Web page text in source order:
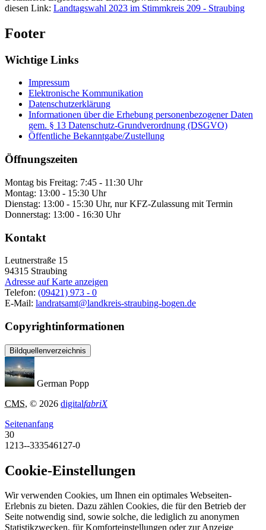
diesen Link: Landtagswahl 2023 im Stimmkreis 209 - Straubing
Footer
Wichtige Links
Impressum
Elektronische Kommunikation
Datenschutzerklärung
Informationen über die Erhebung personenbezogener Daten
gem. § 13 Datenschutz-Grundverordnung (DSGVO)
Öffentliche Bekanntgabe/Zustellung
Öffnungszeiten
Montag bis Freitag: 7:45 - 11:30 Uhr
Montag: 13:00 - 15:30 Uhr
Dienstag: 13:00 - 15:30 Uhr, nur KFZ-Zulassung mit Termin
Donnerstag: 13:00 - 16:30 Uhr
Kontakt
Leutnerstraße 15
94315 Straubing
Adresse auf Karte anzeigen
Telefon: (09421) 973 - 0
E-Mail: landratsamt@landkreis-straubing-bogen.de
Copyrightinformationen
Bildquellenverzeichnis
German Popp
CMS, © 2026 digitalfabriX
Seitenanfang
30
1213--333546127-0
Cookie-Einstellungen
Wir verwenden Cookies, um Ihnen ein optimales Webseiten-
Erlebnis zu bieten. Dazu zählen Cookies, die für den Betrieb der
Seite notwendig sind, sowie solche, die lediglich zu anonymen
Statistikzwecken, für Komforteinstellungen oder zur Anzeige